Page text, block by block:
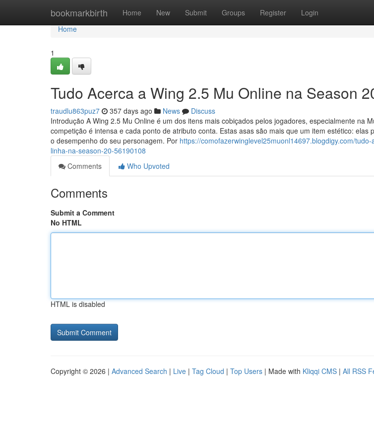
bookmarkbirth Home New Submit Groups Register Login
Home
Home
1
Tudo Acerca a Wing 2.5 Mu Online na Season
traudlu863puz7 357 days ago News
Discuss
Introdução A Wing 2.5 Mu Online é um dos itens mais cobiçados pelos jogadores, especialmente na
competição é intensa e cada ponto de atributo conta. Estas asas são mais que um item estético: elas
o desempenho do seu personagem. Por https://comofazerwinglevel25muonl14697.blogdigy.com/
linha-na-season-20-56190108
Comments
Who Upvoted
Comments
Submit a Comment
No HTML
HTML is disabled
Copyright © 2026 | Advanced Search | Live | Tag Cloud | Top Users | Made with Kliqqi CMS | All RSS